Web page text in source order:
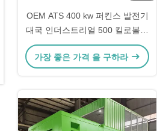
OEM ATS 400 kw 퍼킨스 발전기
대국 인더스트리얼 500 킬로볼트
암페어 디젤 엔진 발전기
가장 좋은 가격 을 구하라